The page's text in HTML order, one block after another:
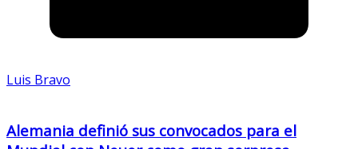
Luis Bravo
Alemania definió sus convocados para el